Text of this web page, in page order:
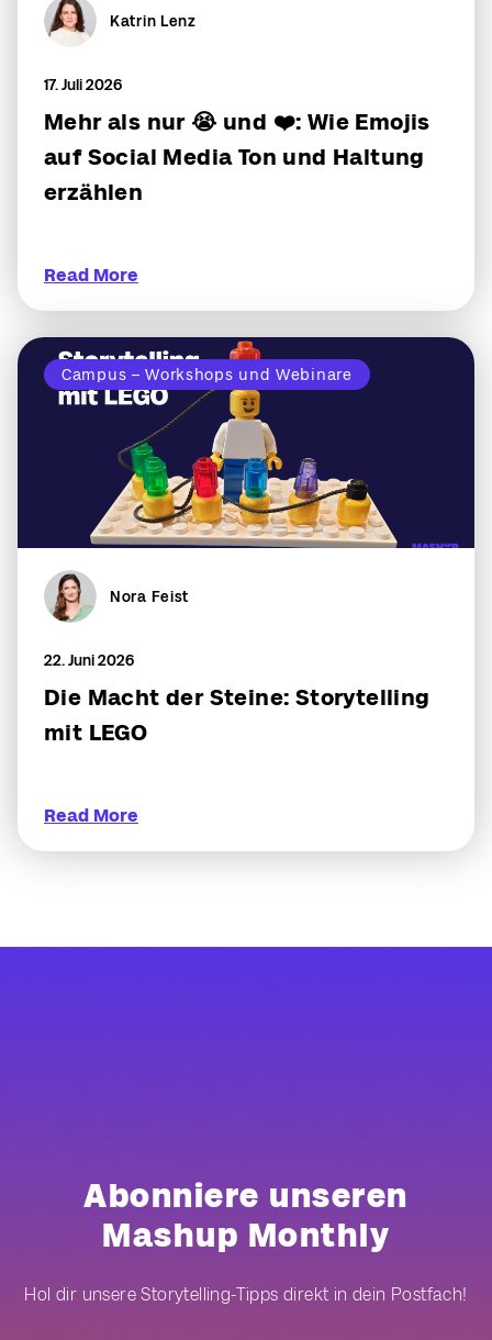
Katrin Lenz
17. Juli 2026
Mehr als nur 😭 und ❤️: Wie Emojis
auf Social Media Ton und Haltung
erzählen
Read More
Campus – Workshops und Webinare
Nora Feist
22. Juni 2026
Die Macht der Steine: Storytelling
mit LEGO
Read More
Abonniere unseren
Mashup Monthly
Hol dir unsere Storytelling-Tipps direkt in dein Postfach!